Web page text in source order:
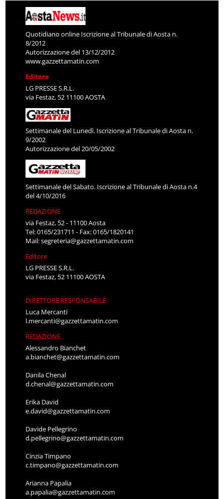
Quotidiano online Iscrizione al Tribunale di Aosta n.
8/2012
Autorizzazione del 13/12/2012
www.gazzettamatin.com
Editore
LG PRESSE S.R.L.
via Festaz, 52 11100 AOSTA
Settimanale del Lunedì. Iscrizione al Tribunale di Aosta n.
9/2002
Autorizzazione del 20/05/2002
Settimanale del Sabato. Iscrizione al Tribunale di Aosta n.4
del 4/10/2016
REDAZIONE
via Festaz, 52 - 11100 Aosta
Tel: 0165/231711 - Fax: 0165/1820141
Mail:segreteria@gazzettamatin.com
Editore
LG PRESSE S.R.L.
via Festaz, 52 11100 AOSTA
DIRETTORE RESPONSABILE
Luca Mercanti
l.mercanti@gazzettamatin.com
REDAZIONE
Alessandro Bianchet
a.bianchet@gazzettamatin.com
Danila Chenal
d.chenal@gazzettamatin.com
Erika David
e.david@gazzettamatin.com
Davide Pellegrino
d.pellegrino@gazzettamatin.com
Cinzia Timpano
c.timpano@gazzettamatin.com
Arianna Papalia
a.papalia@gazzettamatin.com